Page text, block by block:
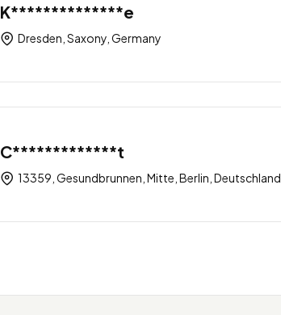
K**************e
Dresden, Saxony, Germany
C*************t
13359, Gesundbrunnen, Mitte, Berlin, Deutschland